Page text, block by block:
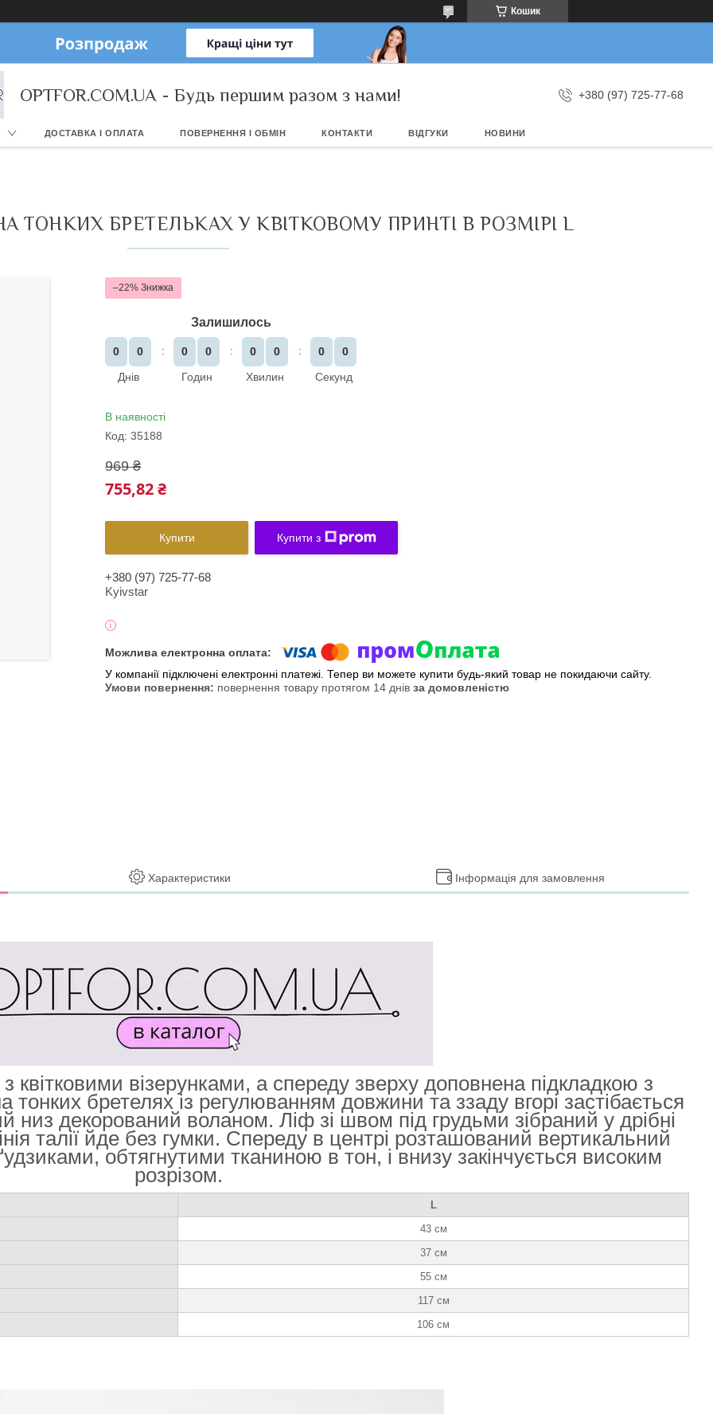
Кошик
OPTFOR.COM.UA - Будь першим разом з нами! +380 (97) 725-77-68
ДОСТАВКА І ОПЛАТА ПОВЕРНЕННЯ І ОБМІН КОНТАКТИ ВІДГУКИ НОВИНИ
ТОНКИХ БРЕТЕЛЬКАХ У КВІТКОВОМУ ПРИНТІ В РОЗМІРІ L
–22%
Залишилось
0
0
Днів
0
0
Годин
0
0
Хвилин
0
0
Секунд
В наявності
Код: 35188
969 ₴
755,82 ₴
Купити Купити з
+380 (97) 725-77-68
Kyivstar
У компанії підключені електронні платежі. Тепер ви можете купити будь-який товар не покидаючи сайту.
повернення товару протягом 14 днів за домовленістю
Характеристики Інформація для замовлення
квітковими візерунками, а спереду зверху доповнена підкладкою з
тонких бретелях із регулюванням довжини та ззаду вгорі застібається
низ декорований воланом. Ліф зі швом під грудьми зібраний у дрібні
талії йде без гумки. Спереду в центрі розташований вертикальний
обтягнутими тканиною в тон, і внизу закінчується високим
розрізом.
L
43 см
37 см
55 см
117 см
106 см